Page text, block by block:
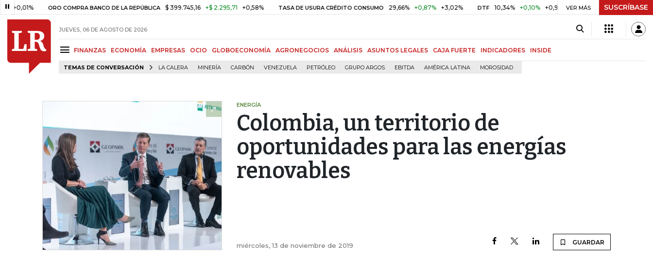
ORO COMPRA BANCO DE LA REPÚBLICA $ 399.745,16 +$ 2.295,71 +0,58% TASA DE USURA CRÉDITO CONSUMO 29,66% +0,87% +3,02% DTF 10,34% +0,10% +0,98% UVR $ 416,86 +$ 0,05 +0,01%
VER MÁS SUSCRÍBASE
JUEVES, 06 DE AGOSTO DE 2026
FINANZAS ECONOMÍA EMPRESAS OCIO GLOBOECONOMÍA AGRONEGOCIOS ANÁLISIS ASUNTOS LEGALES CAJA FUERTE INDICADORES INSIDE
TEMAS DE CONVERSACIÓN LA CALERA MINERÍA CARBÓN VENEZUELA PETRÓLEO GRUPO ARGOS EBITDA AMÉRICA LATINA MOROSIDAD
ENERGÍA
Colombia, un territorio de
oportunidades para las energías
renovables
miércoles, 13 de noviembre de 2019 GUARDAR